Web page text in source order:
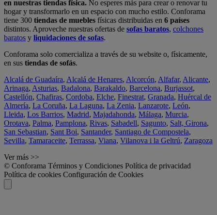
en nuestras tiendas física. No esperes más para crear o renovar tu
hogar y transformarlo en un espacio con mucho estilo. Conforama
tiene 300 tiendas de muebles físicas distribuidas en 6 países
distintos. Aproveche nuestras ofertas de sofas baratos, colchones
baratos y liquidaciones de sofas.
Conforama solo comercializa a través de su website o, físicamente,
en sus tiendas de sofás.
Alcalá de Guadaíra, Alcalá de Henares, Alcorcón, Alfafar, Alicante,
Arinaga, Asturias, Badalona, Barakaldo, Barcelona, Burjassot,
Castellón, Chafiras, Cordoba, Elche, Finestrat, Granada, Huércal de
Almería, La Coruña, La Laguna, La Zenia, Lanzarote, León,
Lleida, Los Barrios, Madrid, Majadahonda, Málaga, Murcia,
Orotava, Palma, Pamplona, Rivas, Sabadell, Sagunto, Salt, Girona,
San Sebastian, Sant Boi, Santander, Santiago de Compostela,
Sevilla, Tamaraceite, Terrassa, Viana, Vilanova i la Geltrú, Zaragoza
Ver más >>
© Conforama Términos y Condiciones Política de privacidad
Política de cookies Configuración de Cookies